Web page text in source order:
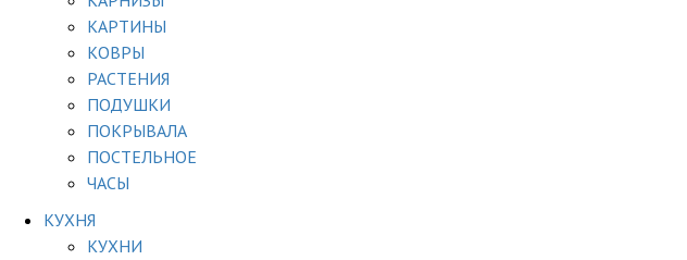
КАРТИНЫ
КОВРЫ
РАСТЕНИЯ
ПОДУШКИ
ПОКРЫВАЛА
ПОСТЕЛЬНОЕ
ЧАСЫ
КУХНЯ
КУХНИ